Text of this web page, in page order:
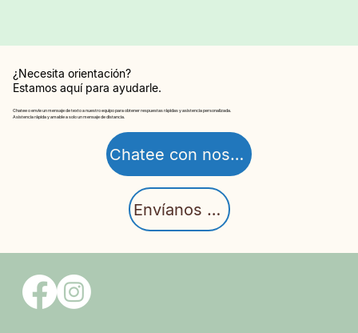
¿Necesita orientación?
Estamos aquí para ayudarle.
Envíanos un texto
Chatee con nosotros
Chatee o envíe un mensaje de texto a nuestro equipo para obtener respuestas rápidas y asistencia personalizada.
Asistencia rápida y amable a solo un mensaje de distancia.